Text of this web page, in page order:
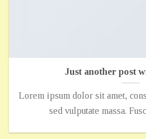
Just another post
Lorem ipsum dolor sit amet,
sed vulputate massa.